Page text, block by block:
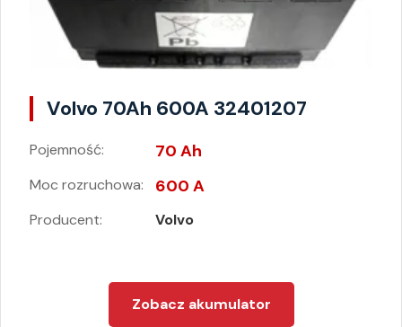
Volvo 70Ah 600A 32401207
Pojemność: 70 Ah
Moc rozruchowa: 600 A
Producent: Volvo
Zobacz akumulator